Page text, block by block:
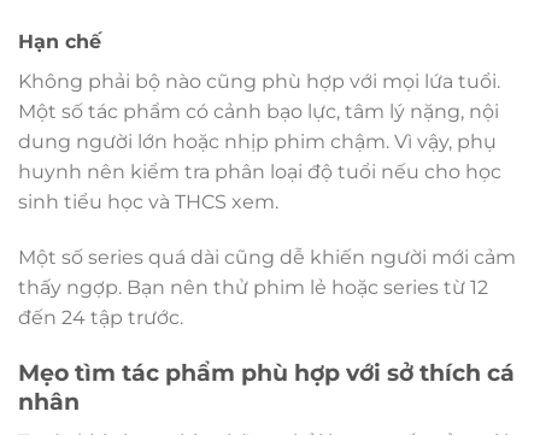
Hạn chế
Không phải bộ nào cũng phù hợp với mọi lứa tuổi.
Một số tác phẩm có cảnh bạo lực, tâm lý nặng, nội
dung người lớn hoặc nhịp phim chậm. Vì vậy, phụ
huynh nên kiểm tra phân loại độ tuổi nếu cho học
sinh tiểu học và THCS xem.
Một số series quá dài cũng dễ khiến người mới cảm
thấy ngợp. Bạn nên thử phim lẻ hoặc series từ 12
đến 24 tập trước.
Mẹo tìm tác phẩm phù hợp với sở thích cá
nhân